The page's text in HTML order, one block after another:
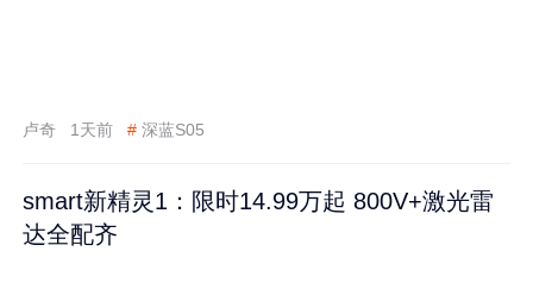
卢奇 1天前 # 深蓝S05
smart新精灵1：限时14.99万起 800V+激光雷
达全配齐